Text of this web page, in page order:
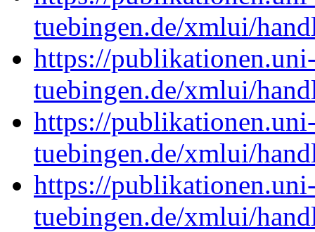
tuebingen.de/xmlui/
https://
tuebingen.de/xmlui/
https://
tuebingen.de/xmlui/
https://
tuebingen.de/xmlui/